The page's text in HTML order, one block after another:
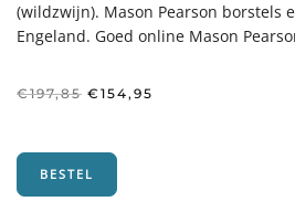
(wildzwijn). Mason Pearson borstels
Engeland. Goed online Mason
€197,85 Oorspronkelijke
€ 154,95
BESTEL